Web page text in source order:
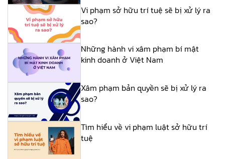
Vi phạm sở hữu trí tuệ sẽ bị xử lý ra
sao?
Những hành vi xâm phạm bí mật
kinh doanh ở Việt Nam
Xâm phạm bản quyền sẽ bị xử lý ra
sao?
Tìm hiểu về vi phạm luật sở hữu trí
tuệ